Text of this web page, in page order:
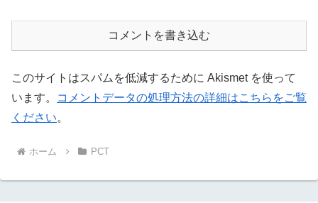
コメントを書き込む
このサイトはスパムを低減するために Akismet を使って
います。
コメントデータの処理方法の詳細はこちらをご覧
ください。
ホーム PCT